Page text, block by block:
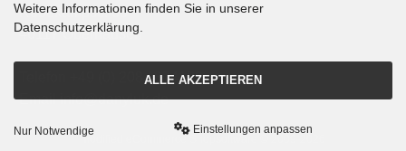
Rübekampstr. 35
46117 Oberhausen
Telefon +49 (0) 208 / 874188
Email info@danyluk.de
mod
Weitere Informationen finden Sie in unserer
Datenschutzerklärung.
ALLE AKZEPTIEREN
Nur Notwendige Einstellungen anpassen